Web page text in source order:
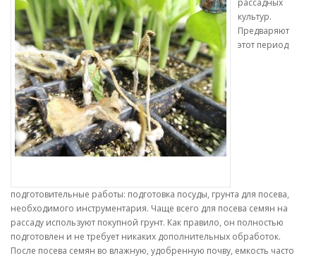
рассадных
культур.
Предваряют
этот период
подготовительные работы: подготовка посуды, грунта для посева,
необходимого инструментария. Чаще всего для посева семян на
рассаду используют покупной грунт. Как правило, он полностью
подготовлен и не требует никаких дополнительных обработок.
После посева семян во влажную, удобренную почву, емкость часто